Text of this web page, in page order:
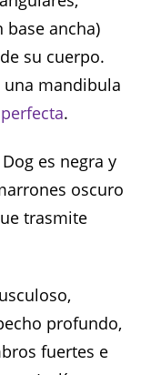
base ancha)
su cuerpo.
una mandibula
.
es negra y
oscuro
trasmite
profundo,
fuertes e